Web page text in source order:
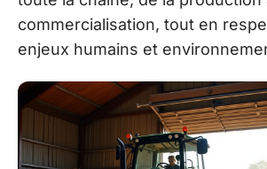
commercialisation, tout en
enjeux humains et